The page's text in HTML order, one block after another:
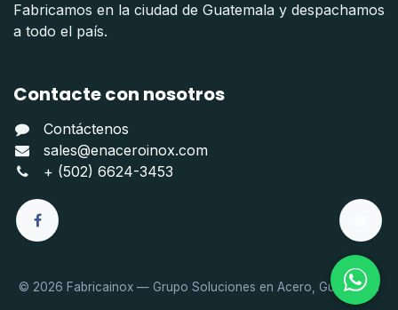
Fabricamos en la ciudad de Guatemala y despachamos
a todo el país.
Contacte con nosotros
Contáctenos
sales@enaceroinox.com
+ (502) 6624-3453
© 2026 Fabricainox — Grupo Soluciones en Acero, Guatemala